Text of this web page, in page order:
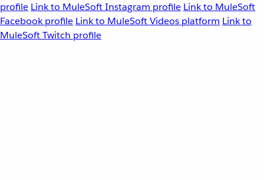
profile Link to MuleSoft Instagram profile Link to MuleSoft
Facebook profile Link to MuleSoft Videos platform Link to
MuleSoft Twitch profile